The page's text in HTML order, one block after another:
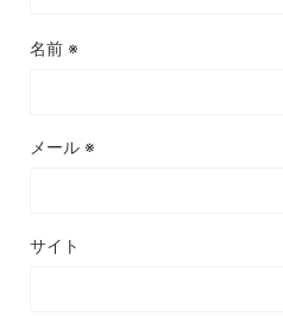
名前 ※
メール ※
サイト